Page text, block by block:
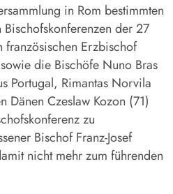
in Rom bestimmten
der 27
französischen Erzbischof
die Bischöfe Nuno Bras
Portugal, Rimantas Norvila
Dänen Czeslaw Kozon (71)
zu
Bischof Franz-Josef
nicht mehr zum führenden